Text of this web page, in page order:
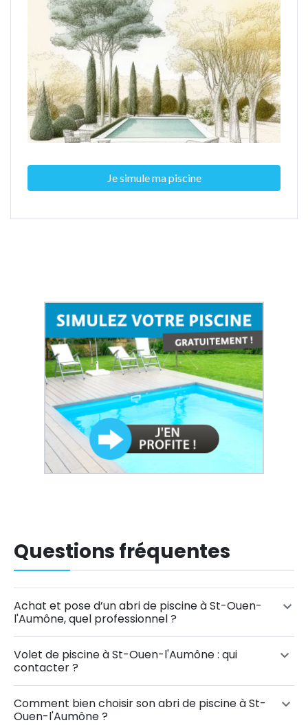
Je simule ma piscine
Questions fréquentes
Achat et pose d’un abri de piscine à St-Ouen-
l'Aumône, quel professionnel ?
Volet de piscine à St-Ouen-l'Aumône : qui
contacter ?
Comment bien choisir son abri de piscine à St-
Ouen-l'Aumône ?